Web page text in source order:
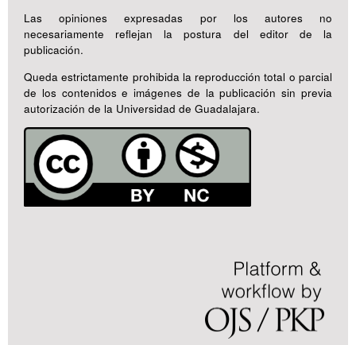
Las opiniones expresadas por los autores no
necesariamente reflejan la postura del editor de la
publicación.
Queda estrictamente prohibida la reproducción total o parcial
de los contenidos e imágenes de la publicación sin previa
autorización de la Universidad de Guadalajara.